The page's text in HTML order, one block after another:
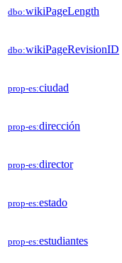
dbo:wikiPageLength
dbo:wikiPageRevisionID
prop-es:ciudad
prop-es:dirección
prop-es:director
prop-es:estado
prop-es:estudiantes